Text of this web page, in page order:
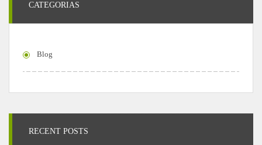
CATEGORIAS
Blog
RECENT POSTS